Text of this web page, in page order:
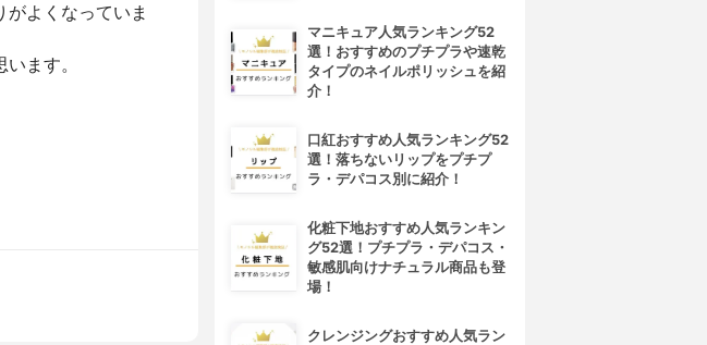
よくなっていま
ます。
マニキュア人気ランキング52
選！おすすめのプチプラや速乾
タイプのネイルポリッシュを紹
介！
口紅おすすめ人気ランキング52
選！落ちないリップをプチプ
ラ・デパコス別に紹介！
化粧下地おすすめ人気ランキン
グ52選！プチプラ・デパコス・
敏感肌向けナチュラル商品も登
場！
クレンジングおすすめ人気ラン